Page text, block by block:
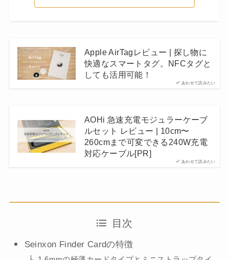
あわせて読みたい
Apple AirTagレビュー | 探し物に
快適なスマートタグ。NFCタグと
しても活用可能！
あわせて読みたい
AOHi 急速充電モジュラーケーブ
ルセット レビュー | 10cm〜
260cmまで可変できる240W充電
対応ケーブル[PR]
目次
Seinxon Finder Cardの特徴